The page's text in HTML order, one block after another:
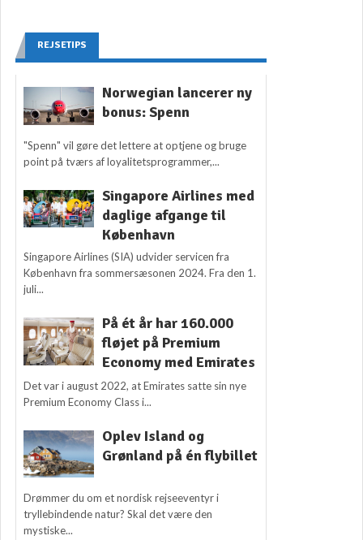
REJSETIPS
Norwegian lancerer ny
bonus: Spenn
"Spenn" vil gøre det lettere at optjene og bruge
point på tværs af loyalitetsprogrammer,...
Singapore Airlines med
daglige afgange til
København
Singapore Airlines (SIA) udvider servicen fra
København fra sommersæsonen 2024. Fra den 1.
juli...
På ét år har 160.000
fløjet på Premium
Economy med Emirates
Det var i august 2022, at Emirates satte sin nye
Premium Economy Class i...
Oplev Island og
Grønland på én flybillet
Drømmer du om et nordisk rejseeventyr i
tryllebindende natur? Skal det være den
mystiske...